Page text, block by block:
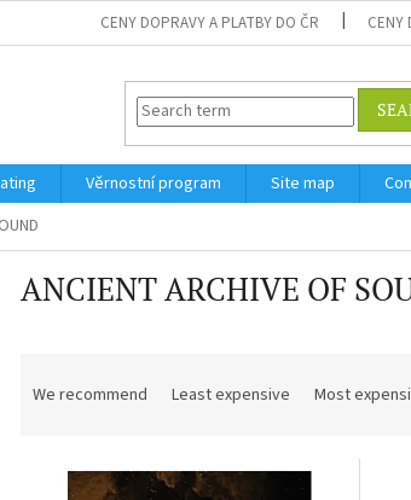
CENY DOPRAVY A PLATBY DO ČR CENY
Věrnostní program Site map
ANCIENT ARCHIVE OF
We recommend Least expensive Most